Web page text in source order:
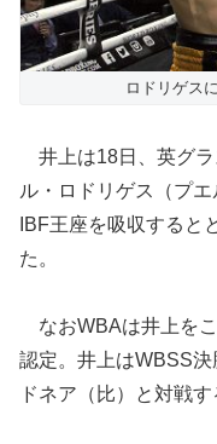
ロドリゲス
井上は18日、英グラ
ル・ロドリゲス（プ
IBF王座を吸収すると
た。
なおWBAは井上を
認定。井上はWBSS決
ドネア（比）と対戦